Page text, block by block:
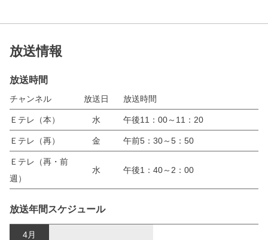
放送情報
放送時間
チャンネル 放送日 放送時間
Ｅテレ（本） 水 午後11：00～11：20
Ｅテレ（再） 金 午前5：30～5：50
Ｅテレ（再・前
週）
水 午後1：40～2：00
放送年間スケジュール
4月